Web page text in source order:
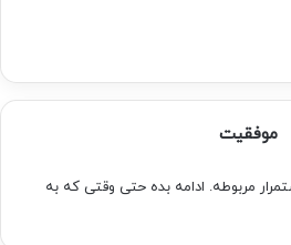
موفقیت
مربوطه. ادامه بده حتی وقتی که به